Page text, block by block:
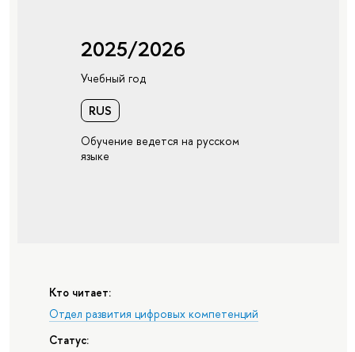
2025/2026
Учебный год
RUS
Обучение ведется на русском
языке
Кто читает:
Отдел развития цифровых компетенций
Статус: